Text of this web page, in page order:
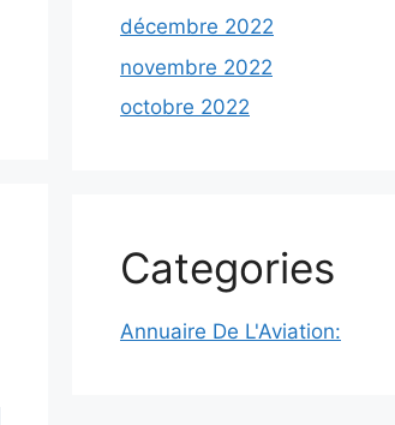
décembre 2022
novembre 2022
octobre 2022
Categories
Annuaire De L'Aviation: